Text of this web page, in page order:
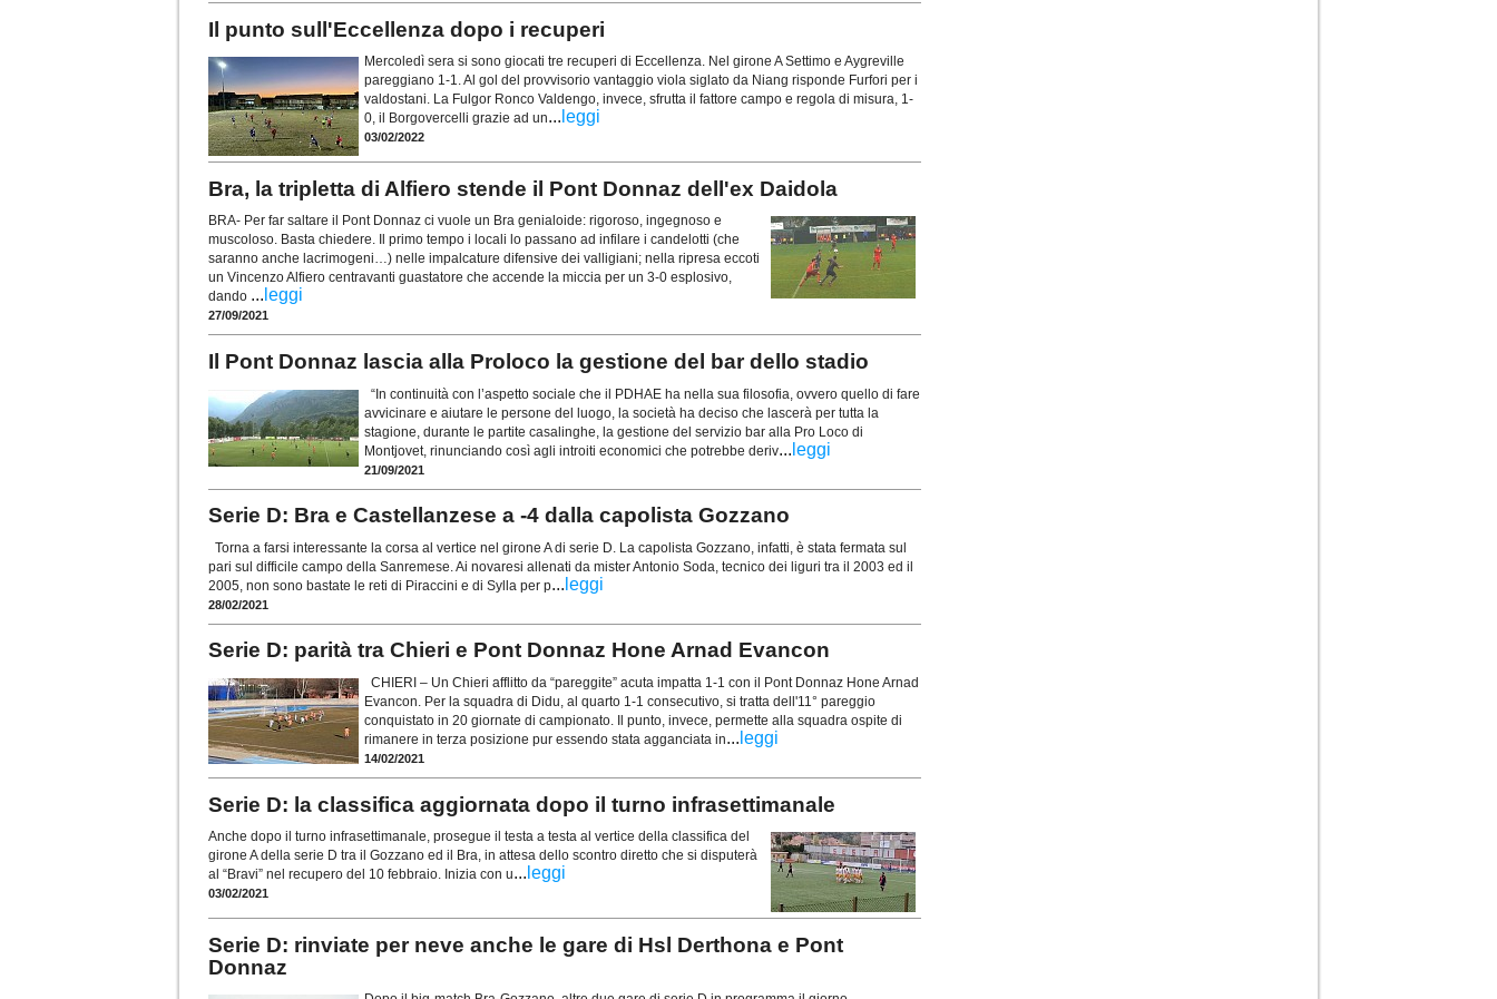
Il punto sull'Eccellenza dopo i recuperi
Mercoledì sera si sono giocati tre recuperi di Eccellenza. Nel girone A Settimo e Aygreville
pareggiano 1-1. Al gol del provvisorio vantaggio viola siglato da Niang risponde Furfori per i
valdostani. La Fulgor Ronco Valdengo, invece, sfrutta il fattore campo e regola di misura, 1-
0, il Borgovercelli grazie ad un... leggi
03/02/2022
Bra, la tripletta di Alfiero stende il Pont Donnaz dell'ex Daidola
BRA- Per far saltare il Pont Donnaz ci vuole un Bra genialoide: rigoroso, ingegnoso e
muscoloso. Basta chiedere. Il primo tempo i locali lo passano ad infilare i candelotti (che
saranno anche lacrimogeni…) nelle impalcature difensive dei valligiani; nella ripresa eccoti
un Vincenzo Alfiero centravanti guastatore che accende la miccia per un 3-0 esplosivo,
dando ... leggi
27/09/2021
Il Pont Donnaz lascia alla Proloco la gestione del bar dello stadio
“In continuità con l’aspetto sociale che il PDHAE ha nella sua filosofia, ovvero quello di fare
avvicinare e aiutare le persone del luogo, la società ha deciso che lascerà per tutta la
stagione, durante le partite casalinghe, la gestione del servizio bar alla Pro Loco di
Montjovet, rinunciando così agli introiti economici che potrebbe deriv... leggi
21/09/2021
Serie D: Bra e Castellanzese a -4 dalla capolista Gozzano
Torna a farsi interessante la corsa al vertice nel girone A di serie D. La capolista Gozzano, infatti, è stata fermata sul
pari sul difficile campo della Sanremese. Ai novaresi allenati da mister Antonio Soda, tecnico dei liguri tra il 2003 ed il
2005, non sono bastate le reti di Piraccini e di Sylla per p... leggi
28/02/2021
Serie D: parità tra Chieri e Pont Donnaz Hone Arnad Evancon
CHIERI – Un Chieri afflitto da “pareggite” acuta impatta 1-1 con il Pont Donnaz Hone Arnad
Evancon. Per la squadra di Didu, al quarto 1-1 consecutivo, si tratta dell'11° pareggio
conquistato in 20 giornate di campionato. Il punto, invece, permette alla squadra ospite di
rimanere in terza posizione pur essendo stata agganciata in... leggi
14/02/2021
Serie D: la classifica aggiornata dopo il turno infrasettimanale
Anche dopo il turno infrasettimanale, prosegue il testa a testa al vertice della classifica del
girone A della serie D tra il Gozzano ed il Bra, in attesa dello scontro diretto che si disputerà
al “Bravi” nel recupero del 10 febbraio. Inizia con u... leggi
03/02/2021
Serie D: rinviate per neve anche le gare di Hsl Derthona e Pont
Donnaz